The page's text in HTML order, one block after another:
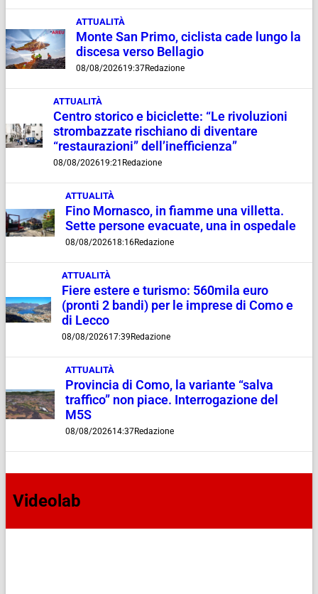
ATTUALITÀ
Monte San Primo, ciclista cade lungo la
discesa verso Bellagio
08/08/202619:37Redazione
ATTUALITÀ
Centro storico e biciclette: “Le rivoluzioni
strombazzate rischiano di diventare
“restaurazioni” dell’inefficienza”
08/08/202619:21 Redazione
ATTUALITÀ
Fino Mornasco, in fiamme una villetta.
Sette persone evacuate, una in ospedale
08/08/202618:16Redazione
ATTUALITÀ
Fiere estere e turismo: 560mila euro
(pronti 2 bandi) per le imprese di Como e
di Lecco
08/08/202617:39 Redazione
ATTUALITÀ
Provincia di Como, la variante “salva
traffico” non piace. Interrogazione del
M5S
08/08/202614:37Redazione
Videolab